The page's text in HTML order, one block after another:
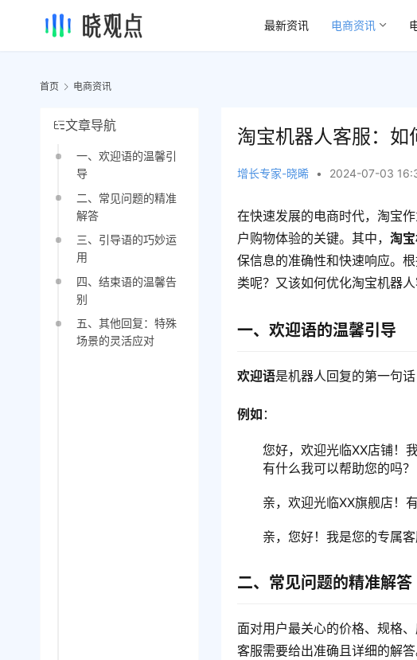
最新资讯 电商资讯
首页 电商资讯
文章导航
一、欢迎语的温馨引
导
二、常见问题的精准
解答
三、引导语的巧妙运
用
四、结束语的温馨告
别
五、其他回复：特殊
场景的灵活应对
淘宝机器人客服：如
增长专家-晓晞 • 2024-07-03
在快速发展的电商时代，淘宝
户购物体验的关键。其中，淘
保信息的准确性和快速响应。
类呢？又该如何优化淘宝机器
一、欢迎语的温馨引导
欢迎语是机器人回复的第一句
例如 ：
您好，欢迎光临XX店铺！
有什么我可以帮助您的吗？
亲，欢迎光临XX旗舰店！
亲，您好！我是您的专属
二、常见问题的精准解答
面对用户最关心的价格、规格
客服需要给出准确且详细的解